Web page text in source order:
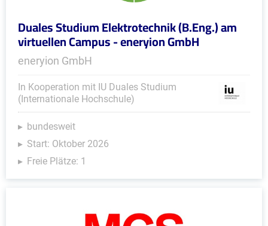
Duales Studium Elektrotechnik (B.Eng.) am
virtuellen Campus - eneryion GmbH
eneryion GmbH
In Kooperation mit IU Duales Studium
(Internationale Hochschule)
bundesweit
Start: Oktober 2026
Freie Plätze: 1